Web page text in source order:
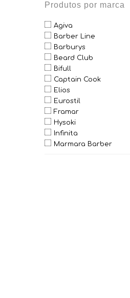
Produtos por marca
Agiva
Barber Line
Barburys
Beard Club
Bifull
Captain Cook
Elios
Eurostil
Framar
Hysoki
Infinita
Marmara Barber